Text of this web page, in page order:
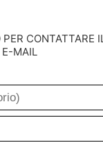
CONTATTARE
E-MAIL